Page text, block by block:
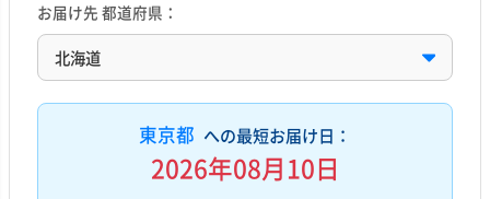
お届け先 都道府県：
東京都 への最短お届け日：
2026年08月10日